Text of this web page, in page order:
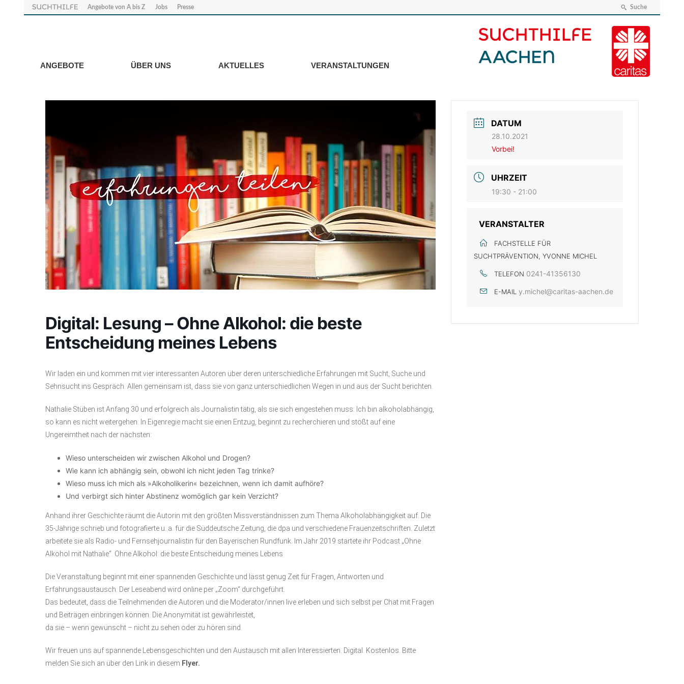
Angebote von A bis Z Jobs Presse Suche
ANGEBOTE ÜBER UNS AKTUELLES VERANSTALTUNGEN
Digital: Lesung – Ohne Alkohol: die beste
Entscheidung meines Lebens
Wir laden ein und kommen mit vier interessanten Autoren über deren unterschiedliche Erfahrungen mit Sucht, Suche und
Sehnsucht ins Gespräch. Allen gemeinsam ist, dass sie von ganz unterschiedlichen Wegen in und aus der Sucht berichten.
Nathalie Stüben ist Anfang 30 und erfolgreich als Journalistin tätig, als sie sich eingestehen muss: Ich bin alkoholabhängig,
so kann es nicht weitergehen. In Eigenregie macht sie einen Entzug, beginnt zu recherchieren und stößt auf eine
Ungereimtheit nach der nächsten:
Wieso unterscheiden wir zwischen Alkohol und Drogen?
Wie kann ich abhängig sein, obwohl ich nicht jeden Tag trinke?
Wieso muss ich mich als »Alkoholikerin« bezeichnen, wenn ich damit aufhöre?
Und verbirgt sich hinter Abstinenz womöglich gar kein Verzicht?
Anhand ihrer Geschichte räumt die Autorin mit den größten Missverständnissen zum Thema Alkoholabhängigkeit auf. Die
35-Jährige schrieb und fotografierte u. a. für die Süddeutsche Zeitung, die dpa und verschiedene Frauenzeitschriften. Zuletzt
arbeitete sie als Radio- und Fernsehjournalistin für den Bayerischen Rundfunk. Im Jahr 2019 startete ihr Podcast „Ohne
Alkohol mit Nathalie“. Ohne Alkohol: die beste Entscheidung meines Lebens
Die Veranstaltung beginnt mit einer spannenden Geschichte und lässt genug Zeit für Fragen, Antworten und
Erfahrungsaustausch. Der Leseabend wird online per „Zoom“ durchgeführt.
Das bedeutet, dass die Teilnehmenden die Autoren und die Moderator/innen live erleben und sich selbst per Chat mit Fragen
und Beiträgen einbringen können. Die Anonymität ist gewährleistet,
da sie – wenn gewünscht – nicht zu sehen oder zu hören sind.
Wir freuen uns auf spannende Lebensgeschichten und den Austausch mit allen Interessierten. Digital. Kostenlos. Bitte
melden Sie sich an über den Link in diesem Flyer.
DATUM
28.10.2021
Vorbei!
UHRZEIT
19:30 - 21:00
VERANSTALTER
FACHSTELLE FÜR
SUCHTPRÄVENTION, YVONNE MICHEL
TELEFON 0241-41356130
E-MAIL y.michel@caritas-aachen.de